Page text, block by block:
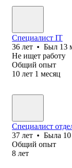
Специалист IT
36 лет • Был 13
Не ищет работу
Общий опыт
10 лет 1 месяц
Специалист
37 лет • Была
Общий опыт
8 лет